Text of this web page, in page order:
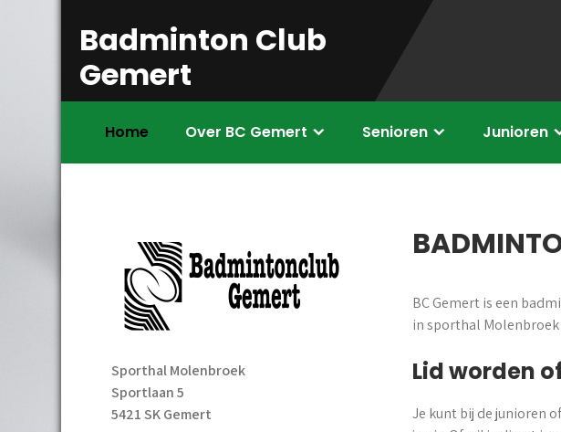
Badminton Club
Gemert
Home Over BC Gemert Senioren Junioren
BC Gemert is een
in sporthal Molenbroek
Lid worden
Je kunt bij de junioren
Sporthal Molenbroek
Sportlaan 5
5421 SK Gemert